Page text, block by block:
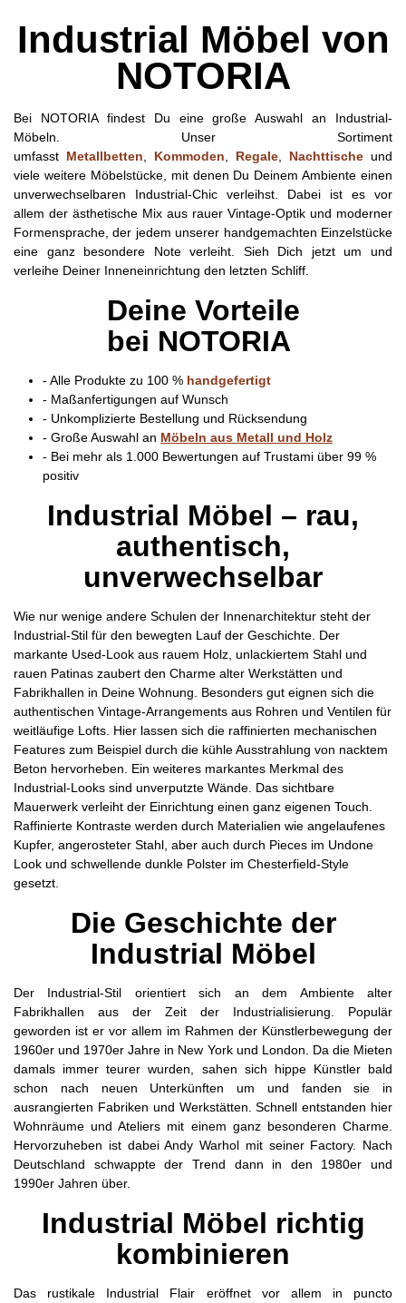
Industrial Möbel von
NOTORIA
Bei NOTORIA findest Du eine große Auswahl an Industrial-
Möbeln. Unser Sortiment
umfasst Metallbetten Kommoden Regale Nachttische und
viele weitere Möbelstücke, mit denen Du Deinem Ambiente einen
unverwechselbaren Industrial-Chic verleihst. Dabei ist es vor
allem der ästhetische Mix aus rauer Vintage-Optik und moderner
Formensprache, der jedem unserer handgemachten Einzelstücke
eine ganz besondere Note verleiht. Sieh Dich jetzt um und
verleihe Deiner Inneneinrichtung den letzten Schliff.
Deine Vorteile
bei NOTORIA
- Alle Produkte zu 100 % handgefertigt
- Maßanfertigungen auf Wunsch
- Unkomplizierte Bestellung und Rücksendung
- Große Auswahl an Möbeln aus Metall und Holz
- Bei mehr als 1.000 Bewertungen auf Trustami über 99 %
positiv
Industrial Möbel – rau,
authentisch,
unverwechselbar
Wie nur wenige andere Schulen der Innenarchitektur steht der
Industrial-Stil für den bewegten Lauf der Geschichte. Der
markante Used-Look aus rauem Holz, unlackiertem Stahl und
rauen Patinas zaubert den Charme alter Werkstätten und
Fabrikhallen in Deine Wohnung. Besonders gut eignen sich die
authentischen Vintage-Arrangements aus Rohren und Ventilen für
weitläufige Lofts. Hier lassen sich die raffinierten mechanischen
Features zum Beispiel durch die kühle Ausstrahlung von nacktem
Beton hervorheben. Ein weiteres markantes Merkmal des
Industrial-Looks sind unverputzte Wände. Das sichtbare
Mauerwerk verleiht der Einrichtung einen ganz eigenen Touch.
Raffinierte Kontraste werden durch Materialien wie angelaufenes
Kupfer, angerosteter Stahl, aber auch durch Pieces im Undone
Look und schwellende dunkle Polster im Chesterfield-Style
gesetzt.
Die Geschichte der
Industrial Möbel
Der Industrial-Stil orientiert sich an dem Ambiente alter
Fabrikhallen aus der Zeit der Industrialisierung. Populär
geworden ist er vor allem im Rahmen der Künstlerbewegung der
1960er und 1970er Jahre in New York und London. Da die Mieten
damals immer teurer wurden, sahen sich hippe Künstler bald
schon nach neuen Unterkünften um und fanden sie in
ausrangierten Fabriken und Werkstätten. Schnell entstanden hier
Wohnräume und Ateliers mit einem ganz besonderen Charme.
Hervorzuheben ist dabei Andy Warhol mit seiner Factory. Nach
Deutschland schwappte der Trend dann in den 1980er und
1990er Jahren über.
Industrial Möbel richtig
kombinieren
Das rustikale Industrial Flair eröffnet vor allem in puncto